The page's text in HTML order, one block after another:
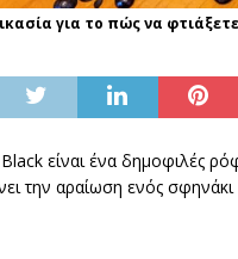
για το πώς να
είναι ένα δημοφιλές
την αραίωση ενός